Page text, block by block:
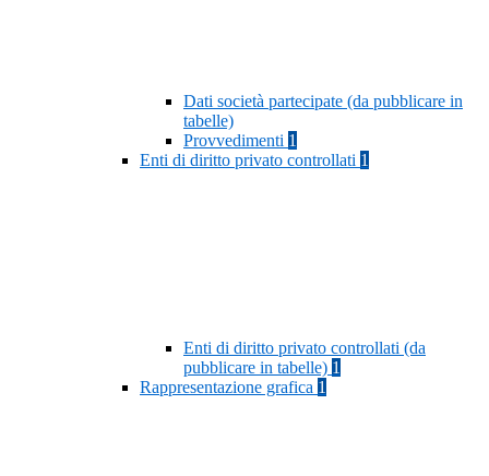
Dati società partecipate (da pubblicare in
tabelle)
Provvedimenti 1
Enti di diritto privato controllati 1
Enti di diritto privato controllati (da
pubblicare in tabelle) 1
Rappresentazione grafica 1